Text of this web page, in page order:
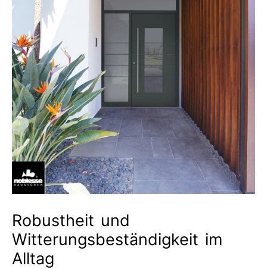
Robustheit und
Witterungsbeständigkeit im
Alltag